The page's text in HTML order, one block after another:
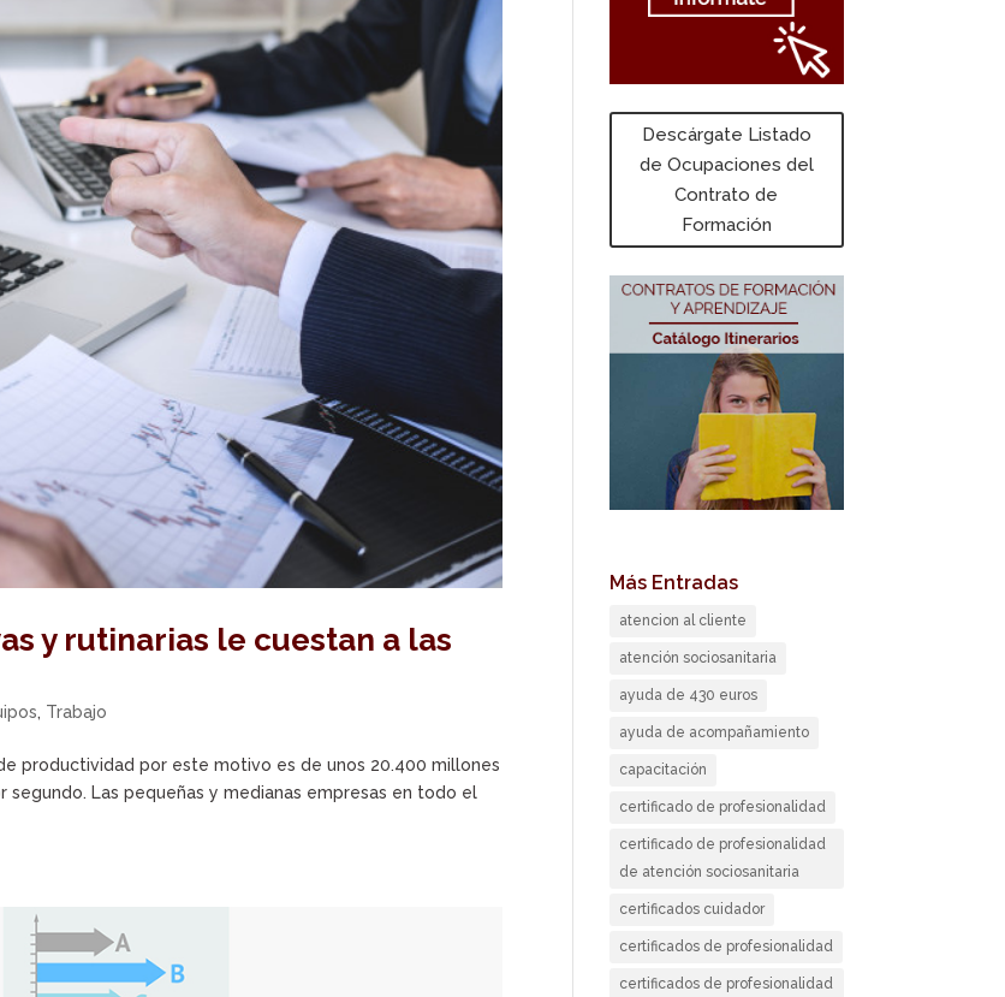
y rutinarias le cuestan a las
, Trabajo
productividad por este motivo es de unos 20.400 millones
segundo. Las pequeñas y medianas empresas en todo el
Descárgate Listado
de Ocupaciones del
Contrato de
Formación
Más Entradas
atencion al cliente
atención sociosanitaria
ayuda de 430 euros
ayuda de acompañamiento
capacitación
certificado de profesionalidad
certificado de profesionalidad
de atención sociosanitaria
certificados cuidador
certificados de profesionalidad
certificados de profesionalidad